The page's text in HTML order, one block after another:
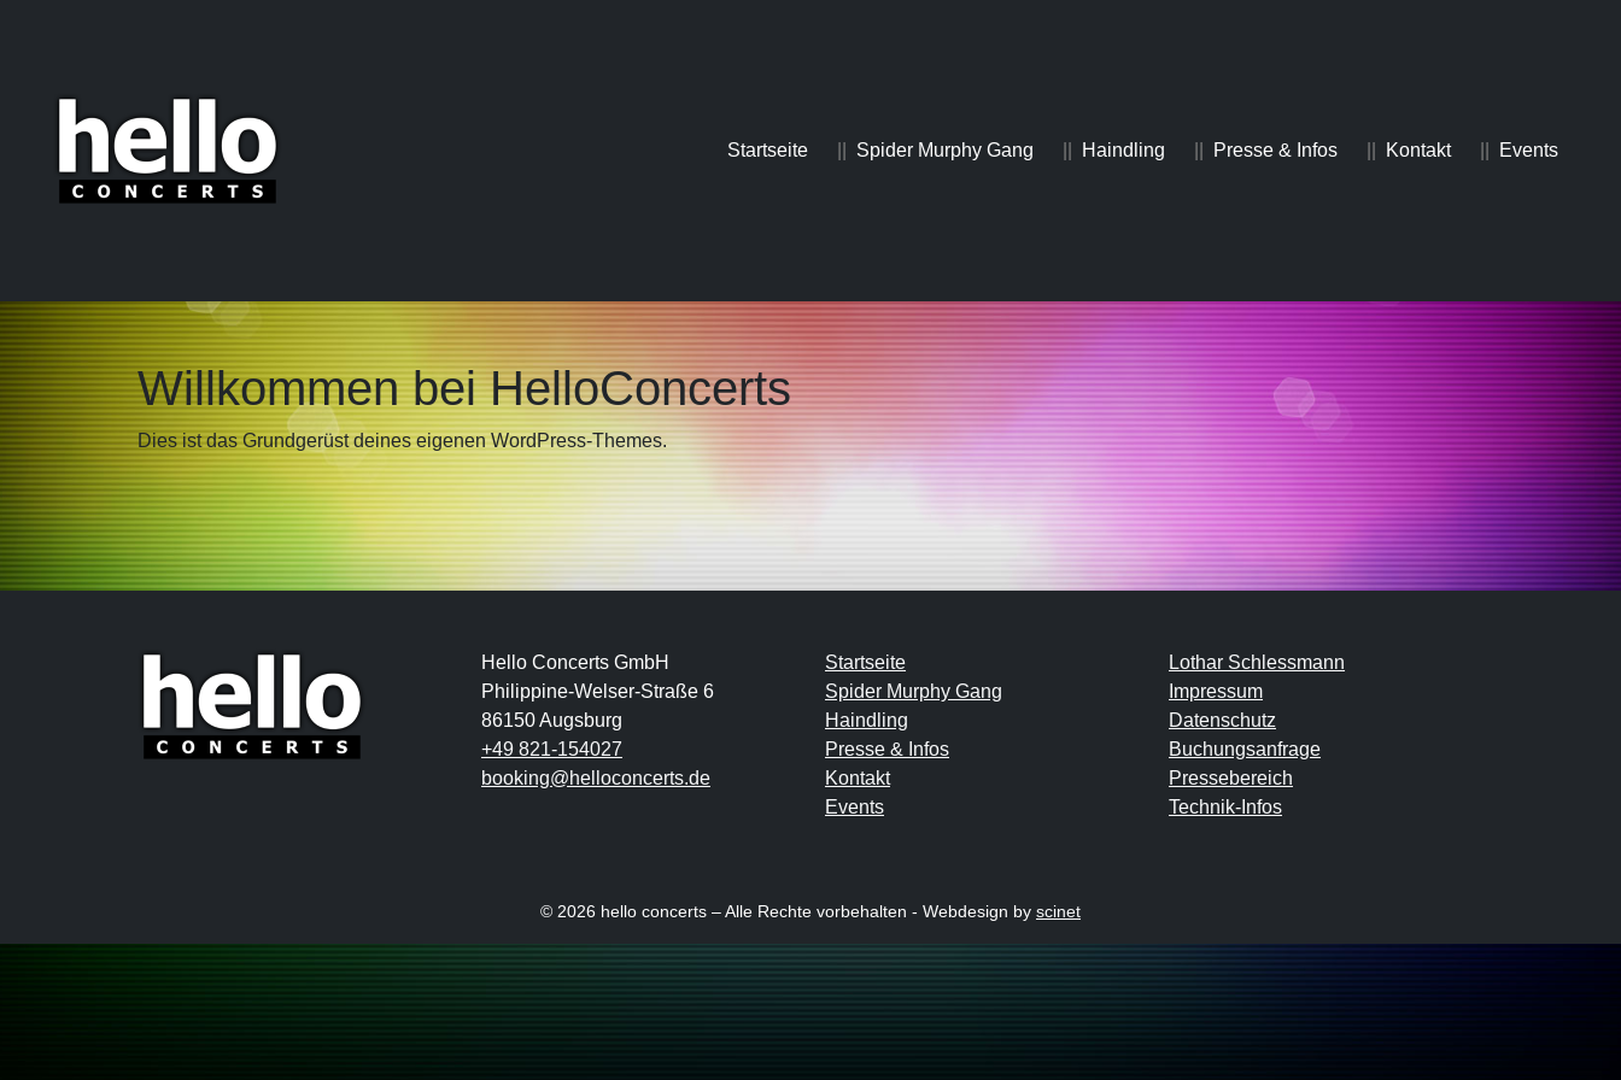
Startseite Spider Murphy Gang Haindling Presse & Infos Kontakt Events
Willkommen bei HelloConcerts
Dies ist das Grundgerüst deines eigenen WordPress-Themes.
Hello Concerts GmbH
Philippine-Welser-Straße 6
86150 Augsburg
+49 821-154027
booking@helloconcerts.de
Startseite
Spider Murphy Gang
Haindling
Presse & Infos
Kontakt
Events
Lothar Schlessmann
Impressum
Datenschutz
Buchungsanfrage
Pressebereich
Technik-Infos
© 2026 hello concerts – Alle Rechte vorbehalten - Webdesign by scinet